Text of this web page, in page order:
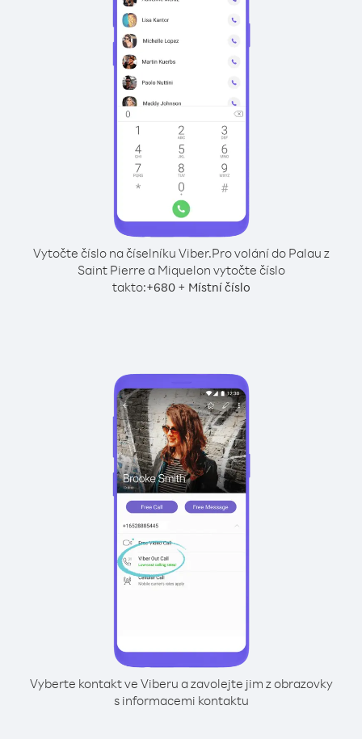
Vytočte číslo na číselníku Viber.Pro volání do Palau z
Saint Pierre a Miquelon vytočte číslo
takto:+680+ Místní číslo
Vyberte kontakt ve Viberu a zavolejte jim z obrazovky
s informacemi kontaktu